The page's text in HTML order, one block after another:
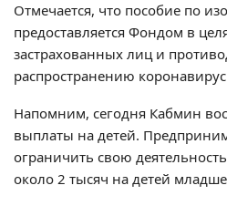
Отмечается, что пособие по
предоставляется Фондом в
застрахованных лиц и
распространению
Напомним, сегодня Кабмин
выплаты на детей.
ограничить свою
около 2 тысяч на детей